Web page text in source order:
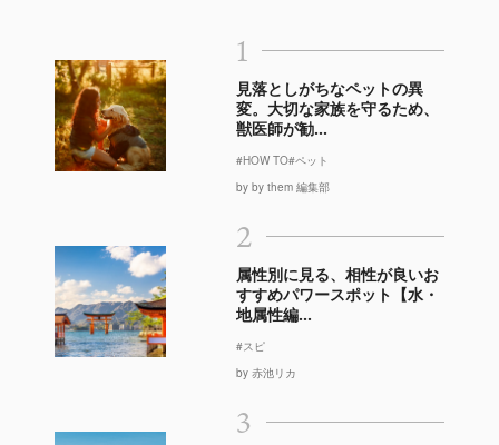
1
見落としがちなペットの異
変。大切な家族を守るため、
獣医師が勧...
#HOW TO#ペット
by by them 編集部
2
属性別に見る、相性が良いお
すすめパワースポット【水・
地属性編...
#スピ
by 赤池リカ
3